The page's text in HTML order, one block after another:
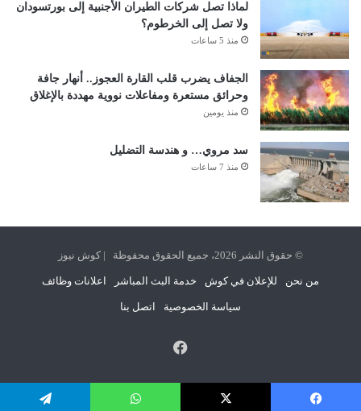
لماذا تصل شركات الطيران الأجنبية إلى بورتسودان
ولا تصل إلى الخرطوم؟
منذ 5 ساعات
الجفاف يضرب قلب القارة العجوز.. أنهار جافة
وحرائق مستعرة ومفاعلات نووية مهددة بالإغلاق
منذ يومين
سد مروي… و هندسة التضليل
منذ 7 ساعات
© حقوق النشر 2026، جميع الحقوق محفوظة | كوش نيوز
من نحن للإعلان في كوش خدمة البث المباشر اعلانات وظائف
سياسة الخصوصية اتصل بنا